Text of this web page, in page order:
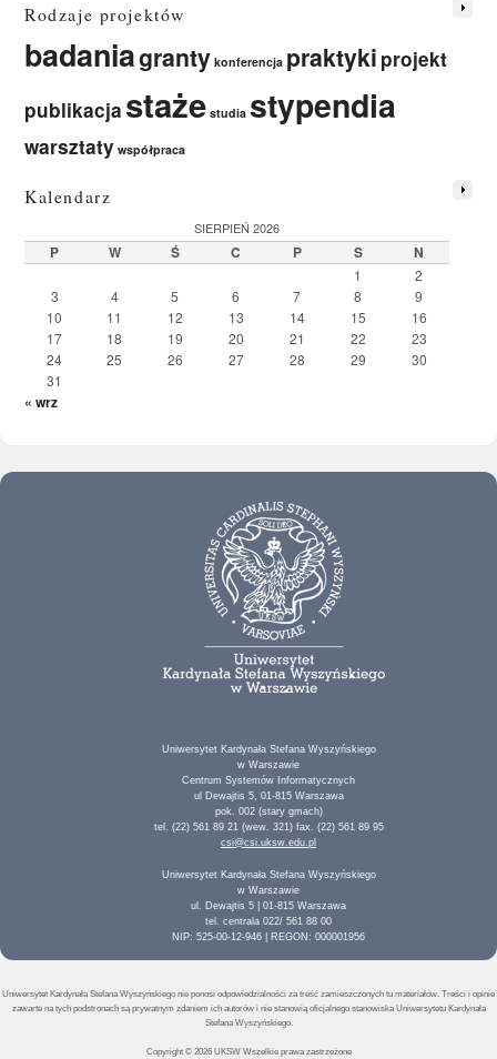
Rodzaje projektów
badaniagranty konferencja praktyki projekt
publikacja staże studia stypendia
warsztaty współpraca
Kalendarz
SIERPIEŃ 2026
P W Ś C P S N
1
2
3
4 5 6 7 8
9
10
11 12 13 14 15
16
17
18 19 20 21 22
23
24
25 26 27 28 29
30
31
« wrz
Uniwersytet Kardynała Stefana Wyszyńskiego
w Warszawie
Centrum Systemów Informatycznych
ul Dewajtis 5, 01-815 Warszawa
pok. 002 (stary gmach)
tel. (22) 561 89 21 (wew. 321) fax. (22) 561 89 95
csi@csi.uksw.edu.pl
Uniwersytet Kardynała Stefana Wyszyńskiego
w Warszawie
ul. Dewajtis 5 | 01-815 Warszawa
tel. centrala 022/ 561 88 00
NIP: 525-00-12-946 | REGON: 000001956
Uniwersytet Kardynała Stefana Wyszyńskiego nie ponosi odpowiedzialności za treść zamieszczonych tu materiałów. Treści i opinie
zawarte na tych podstronach są prywatnym zdaniem ich autorów i nie stanowią oficjalnego stanowiska Uniwersytetu Kardynała
Stefana Wyszyńskiego.
Copyright © 2026 UKSW Wszelkie prawa zastrzeżone